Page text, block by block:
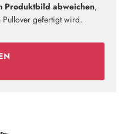
Produktbild abweichen,
Pullover gefertigt wird.